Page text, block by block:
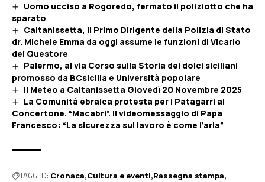
Uomo ucciso a Rogoredo, fermato il poliziotto che ha
sparato
Caltanissetta, il Primo Dirigente della Polizia di Stato
dr. Michele Emma da oggi assume le funzioni di Vicario
del Questore
Palermo, al via Corso sulla Storia dei dolci siciliani
promosso da BCsicilia e Università popolare
Il Meteo a Caltanissetta Giovedì 20 Novembre 2025
La Comunità ebraica protesta per i Patagarri al
Concertone. “Macabri”. Il videomessaggio di Papa
Francesco: “La sicurezza sul lavoro è come l’aria”
TAGGED: Cronaca Cultura e eventi Rassegna stampa